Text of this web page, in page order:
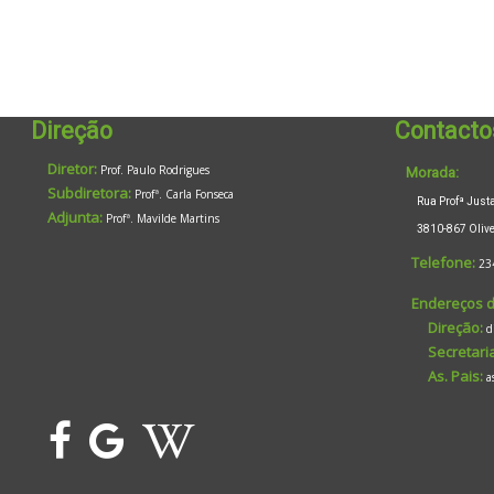
Direção
Diretor: Prof. Paulo Rodrigues
Subdiretora: Profª. Carla Fonseca
Adjunta: Profª. Mavilde Martins
Morada:
Rua Profª Justa
3810-867
Telefone:
Endereços
Direção:
As. Pais: